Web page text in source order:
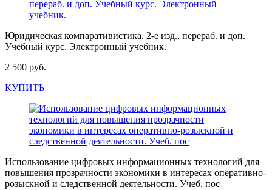
Юридическая компаративистика. 2-е изд., перераб. и доп.
Учебный курс. Электронный учебник.
2 500 руб.
КУПИТЬ
Использование цифровых информационных технологий для
повышения прозрачности экономики в интересах оперативно-
розыскной и следственной деятельности. Учеб. пос